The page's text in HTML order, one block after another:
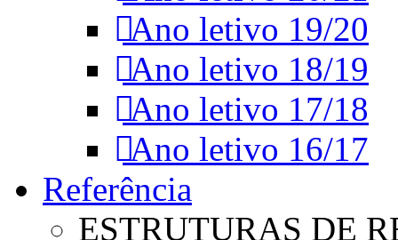
Ano letivo 19/20
Ano letivo 18/19
Ano letivo 17/18
Ano letivo 16/17
Referência
ESTRUTURAS DE